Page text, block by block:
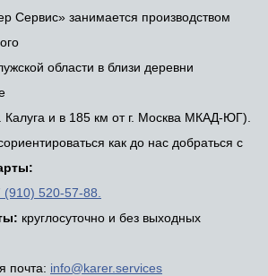
Сервис» занимается производством
области в близи деревни
Калуга и в 185 км от г. Москва МКАД-ЮГ).
как до нас добраться с
520-57-88.
круглосуточно и без выходных
почта: info@karer.services